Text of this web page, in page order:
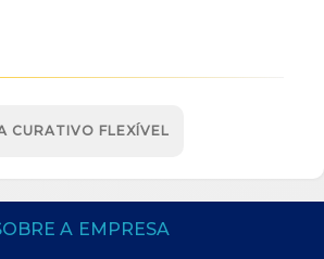
CURATIVO FLEXÍVEL
A EMPRESA